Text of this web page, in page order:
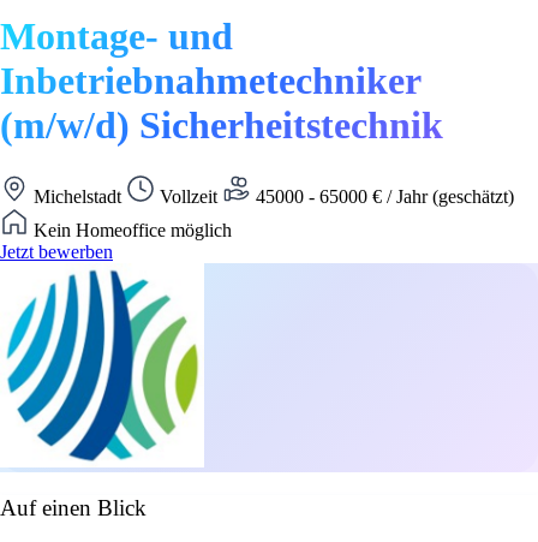
Montage- und
Inbetriebnahmetechniker
(m/w/d) Sicherheitstechnik
Michelstadt Vollzeit
45000 - 65000 € / Jahr (geschätzt)
Kein Homeoffice möglich
Jetzt bewerben
Auf einen Blick